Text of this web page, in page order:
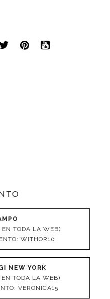
EN TODA LA WEB)
WITHOR10
NEW YORK
EN TODA LA WEB)
VERONICA15